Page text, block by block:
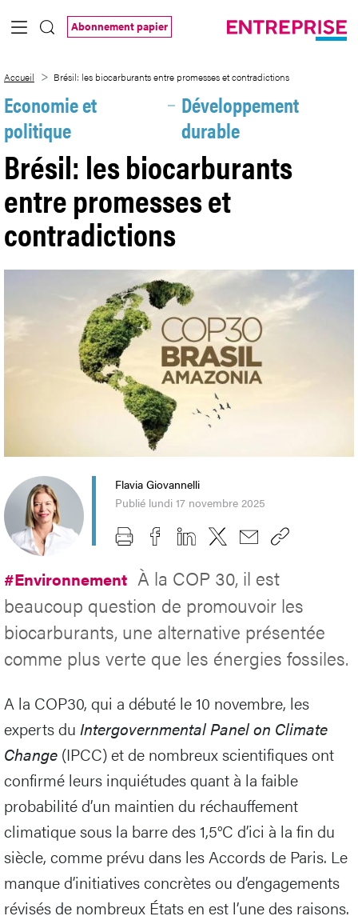
Saut au contenu principal
Abonnement papier
Accueil Brésil: les biocarburants entre promesses et contradictions
Economie et
politique
Développement
durable
Brésil: les biocarburants
entre promesses et
contradictions
Flavia Giovannelli
Publié lundi 17 novembre 2025
#Environnement À la COP 30, il est
beaucoup question de promouvoir les
biocarburants, une alternative présentée
comme plus verte que les énergies fossiles.
A la COP30, qui a débuté le 10 novembre, les
experts du Intergovernmental Panel on Climate
Change (IPCC) et de nombreux scientifiques ont
confirmé leurs inquiétudes quant à la faible
probabilité d’un maintien du réchauffement
climatique sous la barre des 1,5°C d’ici à la fin du
siècle, comme prévu dans les Accords de Paris. Le
manque d’initiatives concrètes ou d’engagements
révisés de nombreux États en est l’une des raisons.